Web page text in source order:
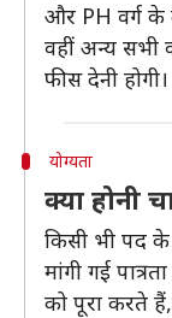
और PH वर्ग के
वहीं अन्य सभी
फीस देनी होगी।
योग्यता
क्या होनी
किसी भी पद
मांगी गई
को पूरा करते